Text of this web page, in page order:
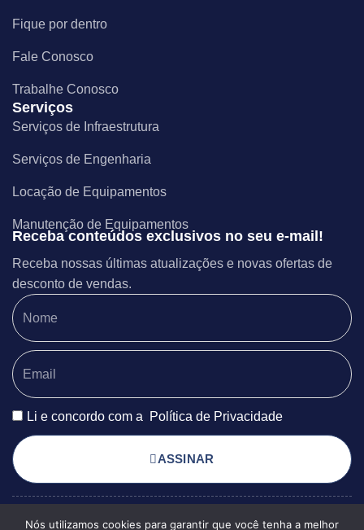
Fique por dentro
Fale Conosco
Trabalhe Conosco
Serviços
Serviços de Infraestrutura
Serviços de Engenharia
Locação de Equipamentos
Manutenção de Equipamentos
Receba conteúdos exclusivos no seu e-mail!
Receba nossas últimas atualizações e novas ofertas de
desconto de vendas.
Li e concordo com a Política de Privacidade
ASSINAR
Nós utilizamos cookies para garantir que você tenha a melhor